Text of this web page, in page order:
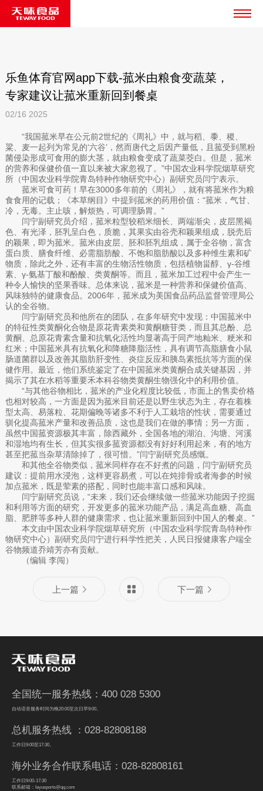
乐鱼体育官网app下载-菰米由粮食变蔬菜，
专家建议让菰米重新回到餐桌
02/16 2025
“我国菰米早在公元前2世纪的《周礼》中，就与稻、黍、稷、
粱、麦一起列为常见的‘六谷’，然而唐代之后因产量低，且菰受到黑粉
菌侵染形成可食用的膨大茎，就由粮食变成了蔬菜茭白。但是，菰米
的营养和保健价值一直以来被大家忽视了。”中国农业科学院烟草研究
所（中国农业科学院青岛特种作物研究中心）副研究员闫宁表示。
菰米可食可药！早在3000多年前的《周礼》，就有将菰米作为粮
食食用的记载；《本草纲目》中提到菰米的药用价值：“菰米，气甘、
冷，无毒。主止咳，解烦热，可调理肠胃。”
闫宁副研究员介绍，菰米粒型较稻米细长、两端渐尖，皮层黑褐
色、有光泽，胚乳呈白色，质脆，其果实由谷壳和颖果组成，脱壳后
的颖果，即为菰米。菰米由皮层、胚和胚乳组成，属于全谷物，富含
蛋白质、膳食纤维、必需脂肪酸、不饱和脂肪酸以及多种维生素和矿
物质，除此之外，还有丰富的生物活性物质，包括植物甾醇、γ-谷维
素、γ-氨基丁酸和酚酸、类黄酮等。而且，菰米加工过程中会产生一
种令人愉快的坚果香味。总体来说，菰米是一种营养和保健价值高、
风味独特的健康食品。2006年，菰米成为美国食品药品监督管理局公
认的全谷物。
闫宁副研究员和他所在的团队，在多年研究中发现：中国菰米中
的特征性类黄酮化合物是原花青素类和黄酮糖苷类，而且其总酚、总
黄酮、总原花青素含量和抗氧化活性均显著高于同产地籼米、粳米和
红米；中国菰米具有抗氧化和降糖降脂活性，具有调节高脂膳食小鼠
肠道菌群以及改善其脂肪肝变性、炎症反应和胰岛素抵抗等方面的保
健作用。最近，他们系统鉴定了在中国菰米类黄酮合成关键基因，并
揭示了其在水稻等重要禾本科谷物类黄酮生物强化中的利用价值。
“与其他谷物相比，菰米的产业化程度比较低，市面上的售卖价格
也相对较高，一方面是因为菰米目前还是以野生状态为主，存在着株
型太高、易落粒、花期偏晚等诸多不利于人工栽培的性状，需要通过
驯化提高菰米产量和改善品质，这也是我们在做的事情；另一方面，
虽然中国菰资源极其丰富，除西藏外，全国各地的湖泊、沟塘、河溪
和湿地均有生长，但其实很多菰资源都没有好好利用起来，有的地方
甚至把菰当杂草清除掉了，很可惜。”闫宁副研究员感慨。
和其他全谷物类似，菰米同样存在不好煮的问题，闫宁副研究员
建议：提前用水浸泡，这样更容易煮，可以在炖排骨或者海参的时候
加点菰米，既是荤素的搭配，同时也能丰富口感和风味。
闫宁副研究员说，“未来，我们还会继续做一些菰米功能因子挖掘
和利用等方面的研究，开发更多的菰米功能产品，满足高血糖、高血
脂、肥胖等多种人群的健康需求，也让菰米重新回到中国人的餐桌。”
本文由中国农业科学院烟草研究所（中国农业科学院青岛特种作
物研究中心）副研究员闫宁进行科学性把关，人民日报健康客户端全
谷物频道乔靖芳亦有贡献。
（编辑 李闯）
上一篇 下一篇
全国统一服务热线：400 028 5300
自动语音服务时间为晚20:00至次日早9:00。
总机服务热线 ：028-82808188
工作日9:00至17:30。
海外业务合作联系电话：028-82808161
工作日9:00-17:30
联系邮箱：leyusports@qq.com